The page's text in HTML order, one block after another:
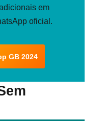
em
oficial.
GB 2024